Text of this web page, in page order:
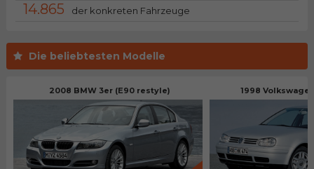
Die beliebtesten Modelle
2008 BMW 3er (E90 restyle) 1998
14.865 der konkreten Fahrzeuge